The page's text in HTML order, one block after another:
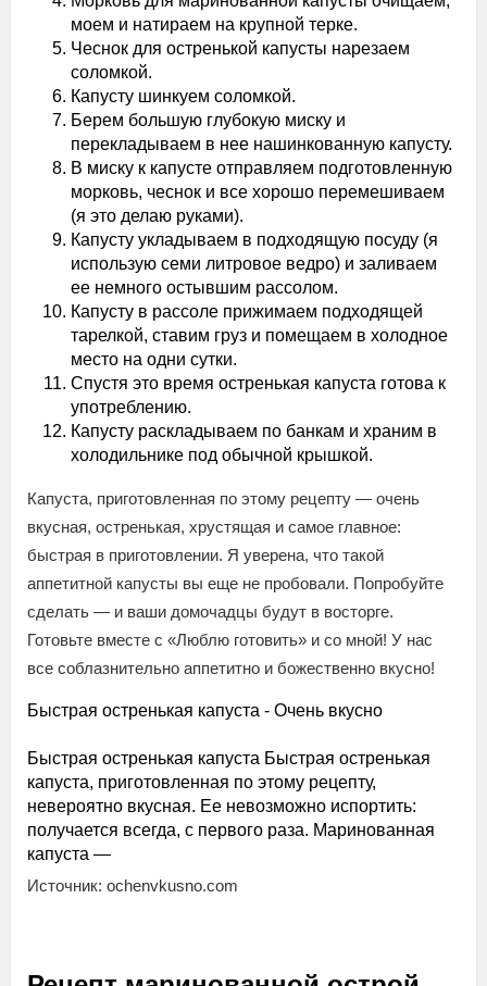
моем и натираем на крупной терке.
Чеснок для остренькой капусты нарезаем
соломкой.
Капусту шинкуем соломкой.
Берем большую глубокую миску и
перекладываем в нее нашинкованную капусту.
В миску к капусте отправляем подготовленную
морковь, чеснок и все хорошо перемешиваем
(я это делаю руками).
Капусту укладываем в подходящую посуду (я
использую семи литровое ведро) и заливаем
ее немного остывшим рассолом.
Капусту в рассоле прижимаем подходящей
тарелкой, ставим груз и помещаем в холодное
место на одни сутки.
Спустя это время остренькая капуста готова к
употреблению.
Капусту раскладываем по банкам и храним в
холодильнике под обычной крышкой.
Капуста, приготовленная по этому рецепту — очень
вкусная, остренькая, хрустящая и самое главное:
быстрая в приготовлении. Я уверена, что такой
аппетитной капусты вы еще не пробовали. Попробуйте
сделать — и ваши домочадцы будут в восторге.
Готовьте вместе с «Люблю готовить» и со мной! У нас
все соблазнительно аппетитно и божественно вкусно!
Быстрая остренькая капуста - Очень вкусно
Быстрая остренькая капуста Быстрая остренькая
капуста, приготовленная по этому рецепту,
невероятно вкусная. Ее невозможно испортить:
получается всегда, с первого раза. Маринованная
капуста —
Источник: ochenvkusno.com